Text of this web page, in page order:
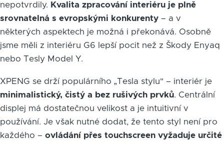
nepotvrdily. Kvalita zpracování interiéru je plně
srovnatelná s evropskými konkurenty – a v
některých aspektech je možná i překonává. Osobně
jsme měli z interiéru G6 lepší pocit než z Škody Enyaq
nebo Tesly Model Y.
XPENG se drží populárního „Tesla stylu" – interiér je
minimalistický, čistý a bez rušivých prvků. Centrální
displej má dostatečnou velikost a je intuitivní v
používání. Je však nutné dodat, že tento styl není pro
každého – ovládání přes touchscreen vyžaduje určité